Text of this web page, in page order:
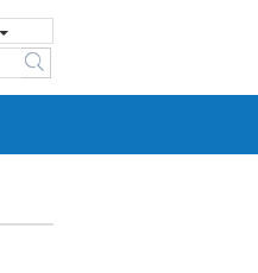
search